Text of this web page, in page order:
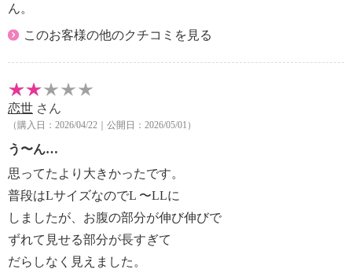
・タンブル乾燥：不可
・自然乾燥：日陰の吊り干し
・ウエットクリーニング：可
【原産国（地）】
・中国製
ん。
このお客様の他のクチコミを見る
恋世 さん
（購入日：2026/04/22｜公開日：2026/05/01）
う〜ん…
思ってたより大きかったです。
普段はLサイズなのでL 〜LLに
しましたが、お腹の部分が伸び伸びで
ずれて見せる部分が長すぎて
だらしなく見えました。